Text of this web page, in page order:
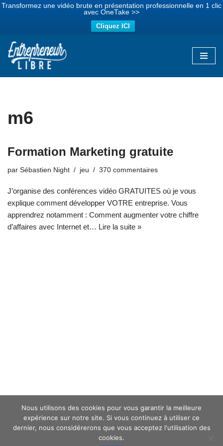
Transformez une vidéo brute en présentation professionnelle en 1 clic
avec OneTake >>
Cliquez ICI
Aller
m6
Formation Marketing gratuite
par Sébastien Night jeu 370 commentaires
J’organise des conférences vidéo GRATUITES où je vous
explique comment développer VOTRE entreprise. Vous
apprendrez notamment : Comment augmenter votre chiffre
d’affaires avec Internet et… Lire la suite »
Nous utilisons des cookies pour vous garantir la meilleure
expérience sur notre site. Si vous continuez à utiliser ce
dernier, nous considérerons que vous acceptez l'utilisation des
cookies.